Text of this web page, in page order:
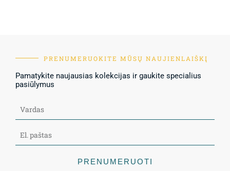
PRENUMERUOKITE MŪSŲ NAUJIENLAIŠKĮ
Pamatykite naujausias kolekcijas ir gaukite specialius
pasiūlymus
PRENUMERUOTI